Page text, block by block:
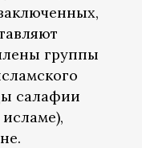
группы
салафии